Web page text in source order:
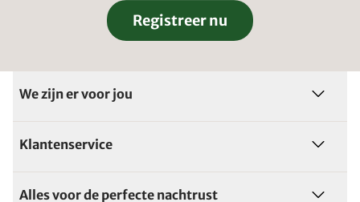
Registreer nu
We zijn er voor jou
Klantenservice
Alles voor de perfecte nachtrust